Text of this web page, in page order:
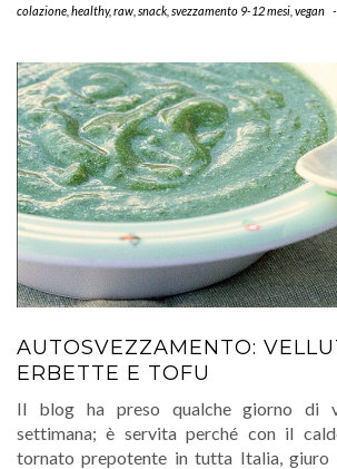
colazione healthy,raw snack svezzamento 9-12 mesi vegan -
AUTOSVEZZAMENTO:
ERBETTE E TOFU
Il blog ha preso qualche giorno di
settimana; è servita perché con il
tornato prepotente in tutta Italia, giuro